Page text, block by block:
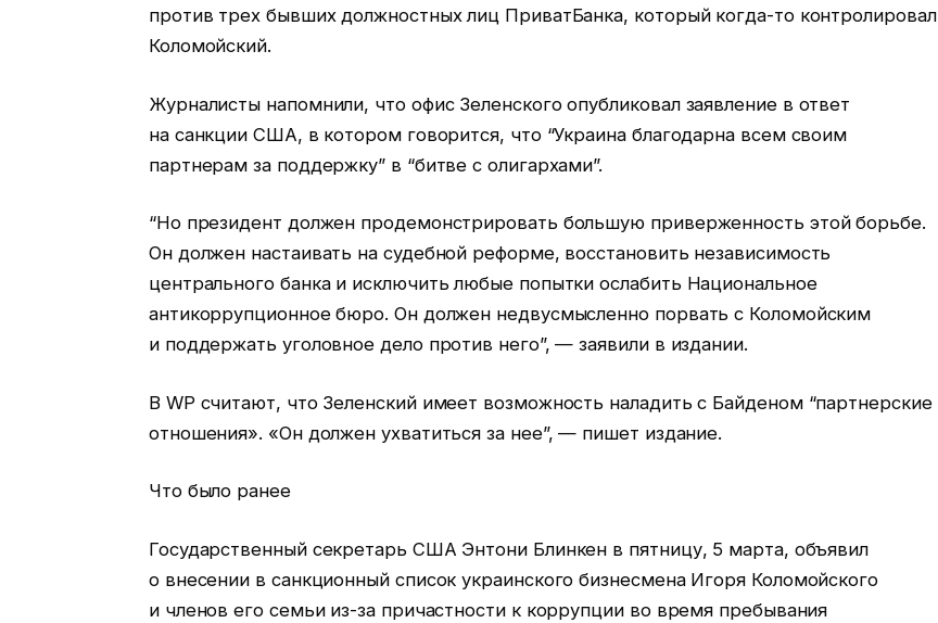
против трех бывших должностных лиц ПриватБанка, который когда-то контролировал
Коломойский.
Журналисты напомнили, что офис Зеленского опубликовал заявление в ответ
на санкции США, в котором говорится, что “Украина благодарна всем своим
партнерам за поддержку” в “битве с олигархами”.
“Но президент должен продемонстрировать большую приверженность этой борьбе.
Он должен настаивать на судебной реформе, восстановить независимость
центрального банка и исключить любые попытки ослабить Национальное
антикоррупционное бюро. Он должен недвусмысленно порвать с Коломойским
и поддержать уголовное дело против него”, — заявили в издании.
В WP считают, что Зеленский имеет возможность наладить с Байденом “партнерские
отношения». «Он должен ухватиться за нее”, — пишет издание.
Что было ранее
Государственный секретарь США Энтони Блинкен в пятницу, 5 марта, объявил
о внесении в санкционный список украинского бизнесмена Игоря Коломойского
и членов его семьи из-за причастности к коррупции во время пребывания